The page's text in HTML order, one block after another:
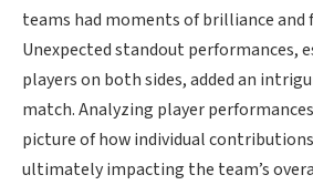
teams had moments of brilliance and
Unexpected standout performances,
players on both sides, added an
match. Analyzing player
picture of how individual
ultimately impacting the team’s